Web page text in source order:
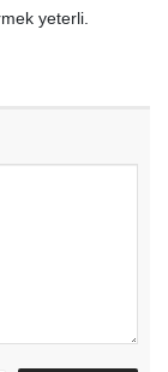
yeterli.